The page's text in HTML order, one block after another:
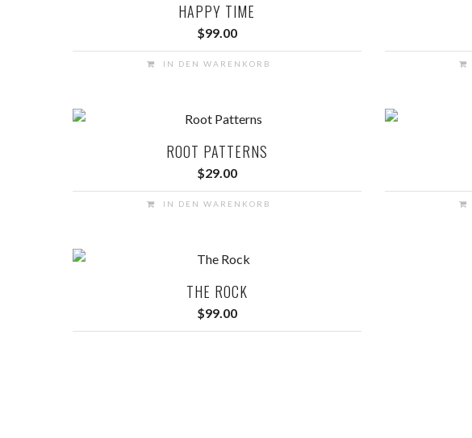
HAPPY TIME
$99.00
IN DEN WARENKORB
ROOT PATTERNS
$29.00
IN DEN WARENKORB
THE ROCK
$99.00